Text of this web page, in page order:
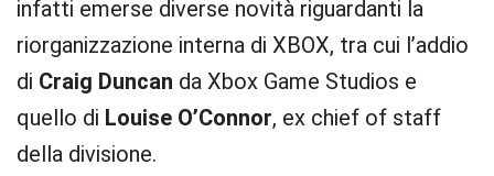
infatti emerse diverse novità riguardanti la
riorganizzazione interna di XBOX, tra cui l’addio
di Craig Duncan da Xbox Game Studios e
quello di Louise O’Connor, ex chief of staff
della divisione.